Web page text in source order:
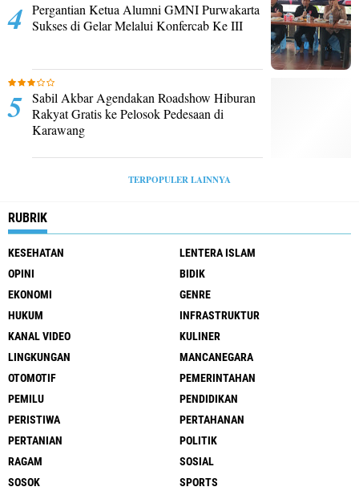
Pergantian Ketua Alumni GMNI Purwakarta
Sukses di Gelar Melalui Konfercab Ke III
Sabil Akbar Agendakan Roadshow Hiburan
Rakyat Gratis ke Pelosok Pedesaan di
Karawang
TERPOPULER LAINNYA
RUBRIK
KESEHATAN
LENTERA ISLAM
OPINI
BIDIK
EKONOMI
GENRE
HUKUM
INFRASTRUKTUR
KANAL VIDEO
KULINER
LINGKUNGAN
MANCANEGARA
OTOMOTIF
PEMERINTAHAN
PEMILU
PENDIDIKAN
PERISTIWA
PERTAHANAN
PERTANIAN
POLITIK
RAGAM
SOSIAL
SOSOK
SPORTS